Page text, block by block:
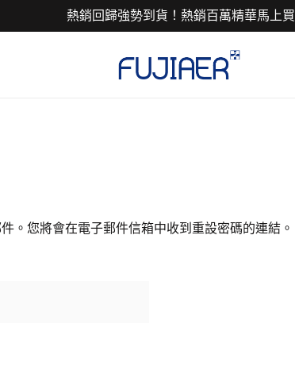
熱銷回歸強勢到貨！熱銷百萬精華馬上買
。您將會在電子郵件信箱中收到重設密碼的連結。